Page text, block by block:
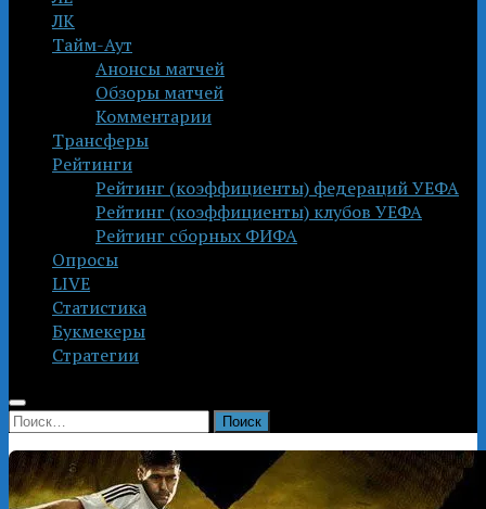
ЛК
Тайм-Аут
Анонсы матчей
Обзоры матчей
Комментарии
Трансферы
Рейтинги
Рейтинг (коэффициенты) федераций УЕФА
Рейтинг (коэффициенты) клубов УЕФА
Рейтинг сборных ФИФА
Опросы
LIVE
Статистика
Букмекеры
Стратегии
Найти: